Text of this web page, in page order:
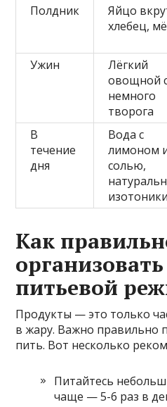
Полдник
Яйцо
хлебец,
Ужин
Лёгкий
овощной
немного
творога
В
течение
дня
Вода с
лимоном
солью,
изотоники
Как
питьевой
Продукты — это только
в жару. Важно правильно
пить. Вот несколько
Питайтесь
чаще — 5-6 раз в